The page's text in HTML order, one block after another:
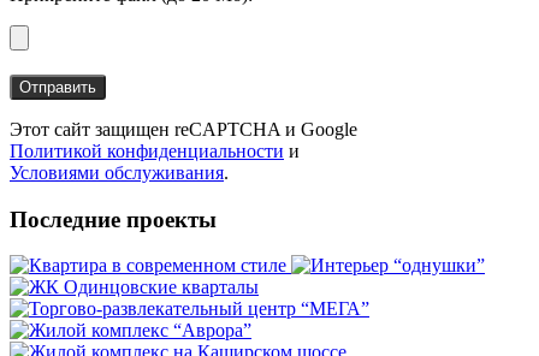
Этот сайт защищен reCAPTCHA и Google
Политикой конфиденциальности и
Условиями обслуживания.
Последние проекты